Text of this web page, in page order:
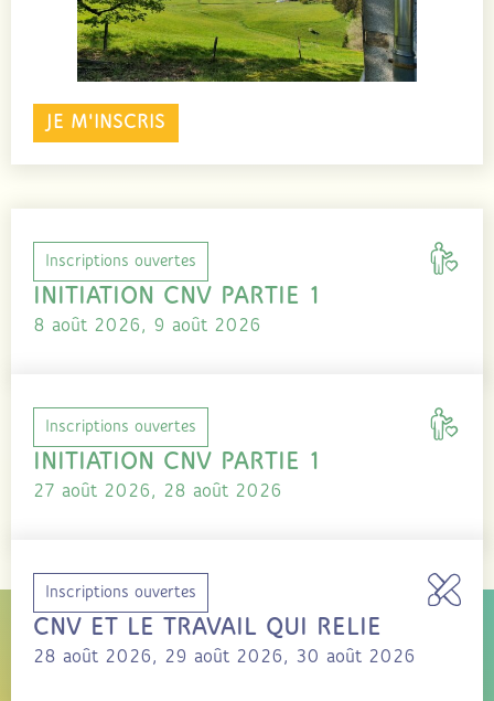
JE M'INSCRIS
Inscriptions ouvertes
INITIATION CNV PARTIE 1
8 août 2026, 9 août 2026
Inscriptions ouvertes
INITIATION CNV PARTIE 1
27 août 2026, 28 août 2026
Inscriptions ouvertes
CNV ET LE TRAVAIL QUI RELIE
28 août 2026, 29 août 2026, 30 août 2026